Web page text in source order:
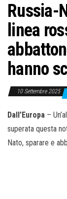
Russia-
linea
hanno
10 Settembre 2025
Dall’Europa –
superata questa
Nato, sparare e